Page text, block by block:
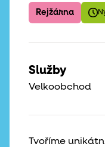
Tvoříme
Rejžárna
Služby
Velkoobchod